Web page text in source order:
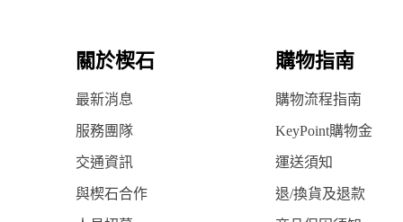
關於楔石 購物指南
最新消息 購物流程指南
服務團隊 KeyPoint購物金
交通資訊 運送須知
與楔石合作 退/換貨及退款